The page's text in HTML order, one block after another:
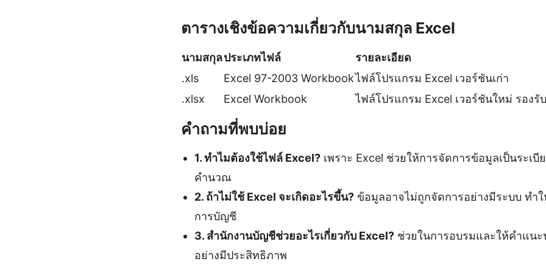
ตารางเชิงข้อความเกี่ยวกับนามสกุล Excel
นามสกุลประเภทไฟล์
รายละเอียด
.xls
Excel 97-2003 Workbookไฟล์โปรแกรม Excel เวอร์ชันเก่า
.xlsx
Excel Workbook ไฟล์โปรแกรม Excel เวอร์ชันใหม่ รองรั
คำถามที่พบบ่อย
1. ทำไมต้องใช้ไฟล์ Excel?เพราะ Excel ช่วยให้การจัดการข้อมูลเป็นระเบี
คำนวณ
2. ถ้าไม่ใช้ Excel จะเกิดอะไรขึ้น?ข้อมูลอาจไม่ถูกจัดการอย่างมีระบบ ทำ
การบัญชี
3. สำนักงานบัญชีช่วยอะไรเกี่ยวกับ Excel?ช่วยในการอบรมและให้คำแนะ
อย่างมีประสิทธิภาพ